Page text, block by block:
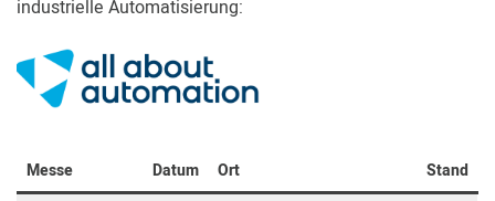
industrielle Automatisierung:
Messe Datum Ort
Stand